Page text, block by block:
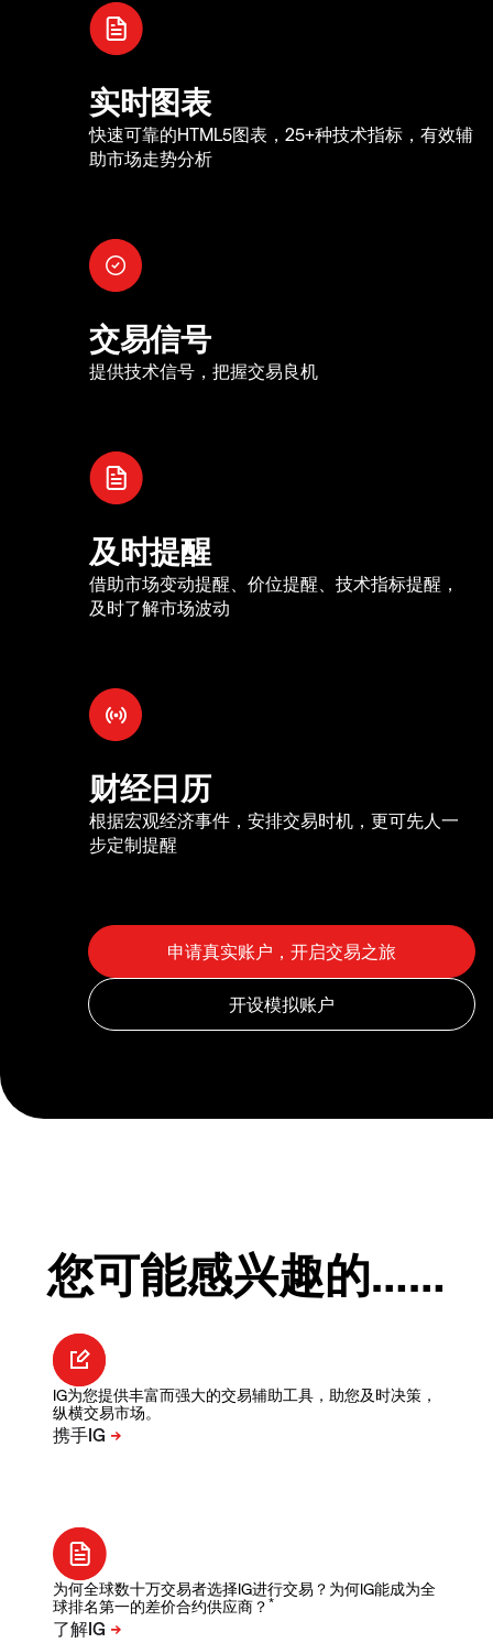
实时图表
快速可靠的HTML5图表，25+种技术指标，有效辅
助市场走势分析
交易信号
提供技术信号，把握交易良机
及时提醒
借助市场变动提醒、价位提醒、技术指标提醒，
及时了解市场波动
财经日历
根据宏观经济事件，安排交易时机，更可先人一
步定制提醒
您可能感兴趣的……
IG为您提供丰富而强大的交易辅助工具，助您及时决策，
纵横交易市场。
为何全球数十万交易者选择IG进行交易？为何IG能成为全
球排名第一的差价合约供应商？ *